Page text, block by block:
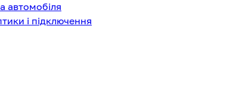
автомобіля
і підключення